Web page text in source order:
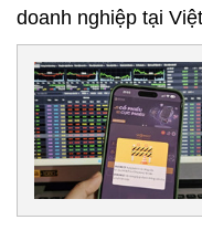
doanh nghiệp tại